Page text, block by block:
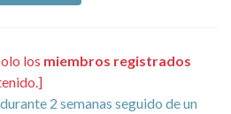
los miembros registrados
2 semanas seguido de un